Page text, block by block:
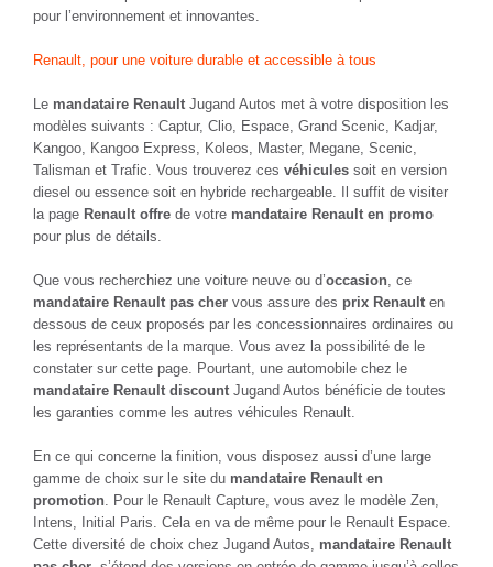
pour l’environnement et innovantes.
Renault, pour une voiture durable et accessible à tous
Le mandataire Renault Jugand Autos met à votre disposition les
modèles suivants : Captur, Clio, Espace, Grand Scenic, Kadjar,
Kangoo, Kangoo Express, Koleos, Master, Megane, Scenic,
Talisman et Trafic. Vous trouverez ces véhicules soit en version
diesel ou essence soit en hybride rechargeable. Il suffit de visiter
la page Renault offre de votre mandataire Renault en promo
pour plus de détails.
Que vous recherchiez une voiture neuve ou d’occasion, ce
mandataire Renault pas cher vous assure des prix Renault en
dessous de ceux proposés par les concessionnaires ordinaires ou
les représentants de la marque. Vous avez la possibilité de le
constater sur cette page. Pourtant, une automobile chez le
mandataire Renault discount Jugand Autos bénéficie de toutes
les garanties comme les autres véhicules Renault.
En ce qui concerne la finition, vous disposez aussi d’une large
gamme de choix sur le site du mandataire Renault en
promotion. Pour le Renault Capture, vous avez le modèle Zen,
Intens, Initial Paris. Cela en va de même pour le Renault Espace.
Cette diversité de choix chez Jugand Autos, mandataire Renault